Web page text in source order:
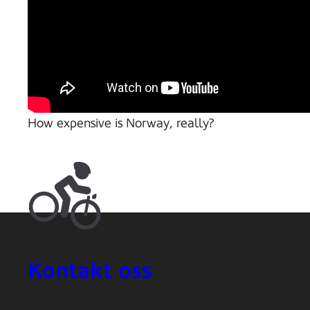
How expensive is Norway, really?
Kontakt oss